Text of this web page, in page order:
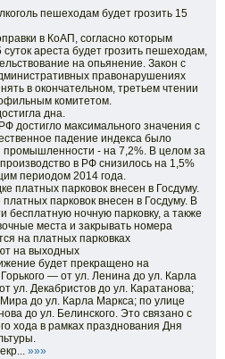
пешеходам будет грозить 15
в КоАП, согласно которым
ареста будет грозить пешеходам,
на опьянение. Закон с
правонарушениях
в окончательном, третьем чтении
комитетом.
дна.
достигло максимального значения с
падение индекса было
- на 7,2%. В целом за
в РФ снизилось на 1,5%
периодом 2014 года.
платных парковок внесен в Госдуму.
парковок внесен в Госдуму. В
бесплатную ночную парковку, а также
места и закрывать номера
на платных парковках
на выходных
будет прекращено на
— от ул. Ленина до ул. Карла
ул. Декабристов до ул. Каратанова;
до ул. Карла Маркса; по улице
до ул. Белинского. Это связано с
хода в рамках празднования Дня
»»»